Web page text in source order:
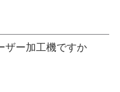
ザー加工機ですか